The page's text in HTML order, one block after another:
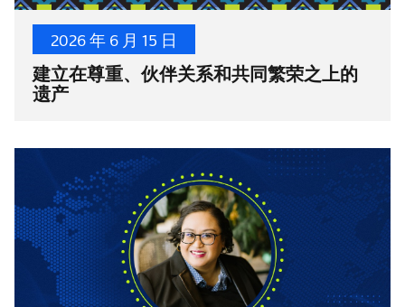
2026 年 6 月 15 日
建立在尊重、伙伴关系和共同繁荣之上的
遗产